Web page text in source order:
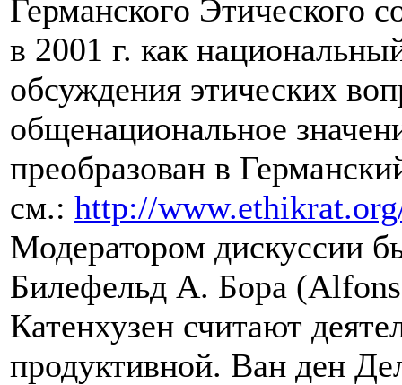
Германского Этического
в 2001 г. как
обсуждения этических
общенациональное
преобразован в
см.: http://
Модератором дискуссии
Билефельд А. Бора
Катенхузен считают
продуктивной. Ван ден